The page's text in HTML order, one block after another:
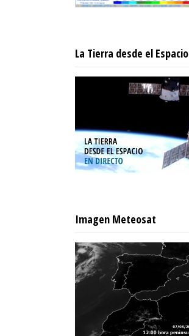
La Tierra desde el Espacio
Imagen Meteosat